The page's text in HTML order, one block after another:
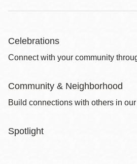
Celebrations
Connect with your community
Community & Neighborhood
Build connections with others in
Spotlight